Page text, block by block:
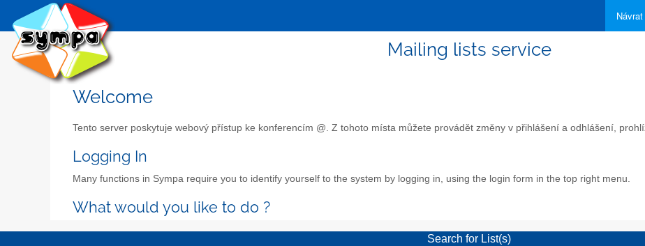
Mailing lists service
Welcome
Tento server poskytuje webový přístup ke konferencím @. Z tohoto místa můžete provádět změny v přihlášení a odhlášení,
Logging In
Many functions in Sympa require you to identify yourself to the system by logging in, using the login form in the top right menu.
What would you like to do ?
Search for List(s)